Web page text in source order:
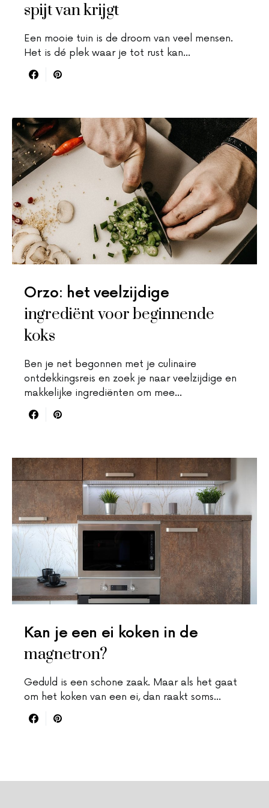
spijt van krijgt
Een mooie tuin is de droom van veel mensen.
Het is dé plek waar je tot rust kan…
Orzo: het veelzijdige
ingrediënt voor beginnende
koks
Ben je net begonnen met je culinaire
ontdekkingsreis en zoek je naar veelzijdige en
makkelijke ingrediënten om mee…
Kan je een ei koken in de
magnetron?
Geduld is een schone zaak. Maar als het gaat
om het koken van een ei, dan raakt soms…